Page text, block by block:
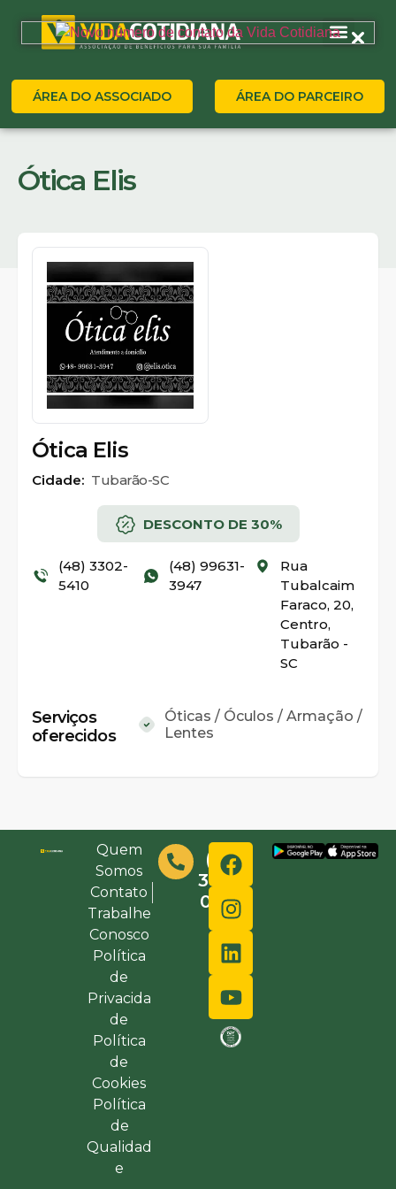
ÁREA DO ASSOCIADO ÁREA DO PARCEIRO
Ótica Elis
Ótica Elis
Cidade: Tubarão-SC
DESCONTO DE 30%
(48) 3302-
5410
(48) 99631-
3947
Rua
Tubalcaim
Faraco, 20,
Centro,
Tubarão -
SC
Serviços
oferecidos
Óticas / Óculos / Armação /
Lentes
Quem
Somos
Contato
Trabalhe
Conosco
Política
de
Privacida
de
Política
de
Cookies
Política
de
Qualidad
e
(48)
3632-
0000